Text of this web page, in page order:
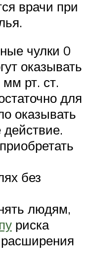
врачи при
чулки 0
оказывать
рт. ст.
для
оказывать
без
людям,
риска
расширения